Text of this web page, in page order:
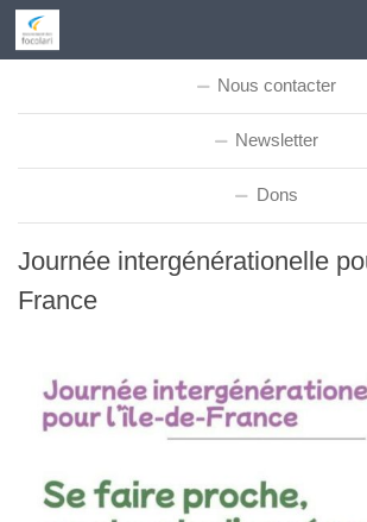
Skip to content
Nous contacter
Newsletter
Dons
Journée intergénérationelle
France